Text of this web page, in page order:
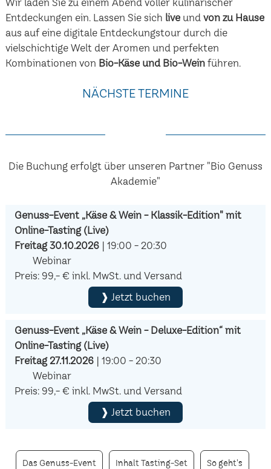
Entdeckungen ein. Lassen Sie sich live und von zu Hause
aus auf eine digitale Entdeckungstour durch die
vielschichtige Welt der Aromen und perfekten
Kombinationen von Bio-Käse und Bio-Weinführen.
NÄCHSTE TERMINE
Die Buchung erfolgt über unseren Partner "Bio Genuss
Akademie"
Genuss-Event „Käse & Wein - Klassik-Edition" mit
Online-Tasting (Live)
Freitag 30.10.2026| 19:00 - 20:30
Webinar
Preis: 99,- € inkl. MwSt. und Versand
❱ Jetzt buchen
Genuss-Event „Käse & Wein - Deluxe-Edition“ mit
Online-Tasting (Live)
Freitag 27.11.2026| 19:00 - 20:30
Webinar
Preis: 99,- € inkl. MwSt. und Versand
❱ Jetzt buchen
Das Genuss-Event Inhalt Tasting-Set So geht's